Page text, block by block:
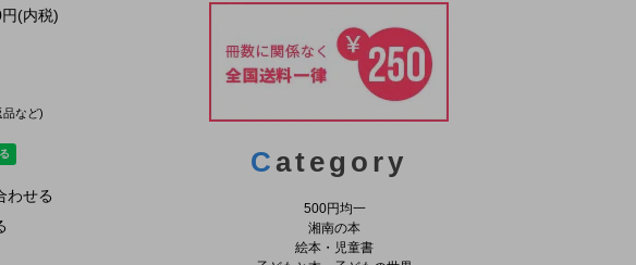
(内税)
品など)
わせる
Category
500円均一
湘南の本
絵本・児童書